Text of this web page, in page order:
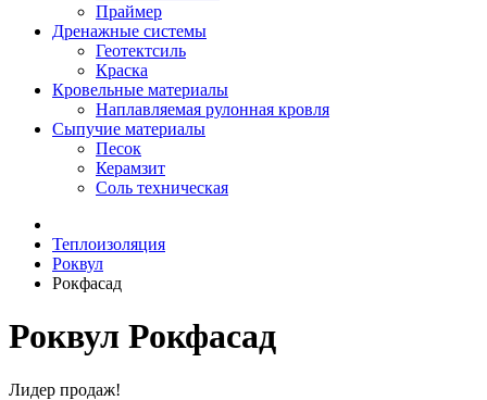
Праймер
Дренажные системы
Геотектсиль
Краска
Кровельные материалы
Наплавляемая рулонная кровля
Сыпучие материалы
Песок
Керамзит
Соль техническая
Теплоизоляция
Роквул
Рокфасад
Роквул Рокфасад
Лидер продаж!